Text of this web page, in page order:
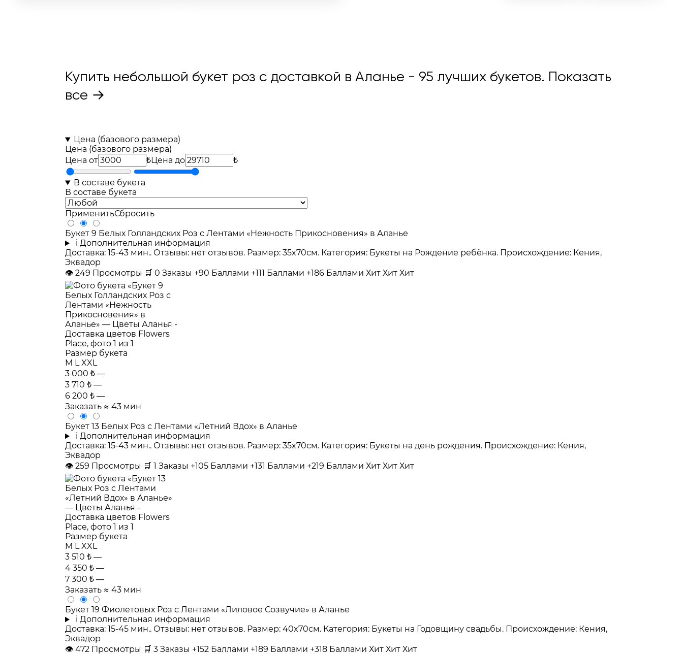
Купить небольшой букет роз с доставкой в Аланье - 95 лучших букетов. Показать
все →
Цена (базового размера)
Цена (базового размера)
Цена от
₺Цена до ₺
В составе букета
В составе букета
ПрименитьСбросить
Букет 9 Белых Голландских Роз с Лентами «Нежность Прикосновения» в Аланье
i Дополнительная информация
Доставка: 15-43 мин.. Отзывы: нет отзывов. Размер: 35x70см. Категория: Букеты на Рождение ребёнка. Происхождение: Кения,
Эквадор
👁 249 Просмотры 🛒 0 Заказы +90 Баллами +111 Баллами +186 Баллами Хит Хит Хит
Размер букета
M LXXL
3 000 ₺ —
3 710 ₺ —
6 200 ₺ —
Заказать ≈ 43 мин
Букет 13 Белых Роз с Лентами «Летний Вдох» в Аланье
i Дополнительная информация
Доставка: 15-43 мин.. Отзывы: нет отзывов. Размер: 35x70см. Категория: Букеты на день рождения. Происхождение: Кения,
Эквадор
👁 259 Просмотры 🛒 1 Заказы +105 Баллами +131 Баллами +219 Баллами Хит Хит Хит
Размер букета
M LXXL
3 510 ₺ —
4 350 ₺ —
7 300 ₺ —
Заказать ≈ 43 мин
Букет 19 Фиолетовых Роз с Лентами «Лиловое Созвучие» в Аланье
i Дополнительная информация
Доставка: 15-45 мин.. Отзывы: нет отзывов. Размер: 40x70см. Категория: Букеты на Годовщину свадьбы. Происхождение: Кения,
Эквадор
👁 472 Просмотры 🛒 3 Заказы +152 Баллами +189 Баллами +318 Баллами Хит Хит Хит